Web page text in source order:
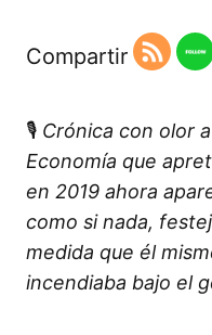
Compartir
🎙️ Crónica con olor
Economía que
en 2019 ahora
como si nada,
medida que él
incendiaba bajo el